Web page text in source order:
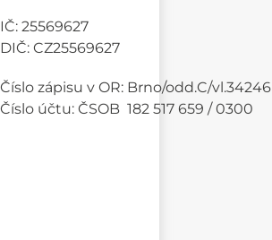
IČ: 25569627
DIČ: CZ25569627
Číslo zápisu v OR: Brno/odd.C/vl.34246
Číslo účtu: ČSOB 182 517 659 / 0300